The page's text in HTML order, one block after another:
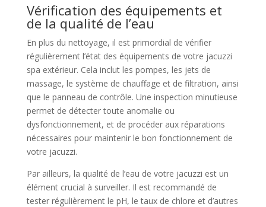
Vérification des équipements et
de la qualité de l’eau
En plus du nettoyage, il est primordial de vérifier
régulièrement l’état des équipements de votre jacuzzi
spa extérieur. Cela inclut les pompes, les jets de
massage, le système de chauffage et de filtration, ainsi
que le panneau de contrôle. Une inspection minutieuse
permet de détecter toute anomalie ou
dysfonctionnement, et de procéder aux réparations
nécessaires pour maintenir le bon fonctionnement de
votre jacuzzi.
Par ailleurs, la qualité de l’eau de votre jacuzzi est un
élément crucial à surveiller. Il est recommandé de
tester régulièrement le pH, le taux de chlore et d’autres